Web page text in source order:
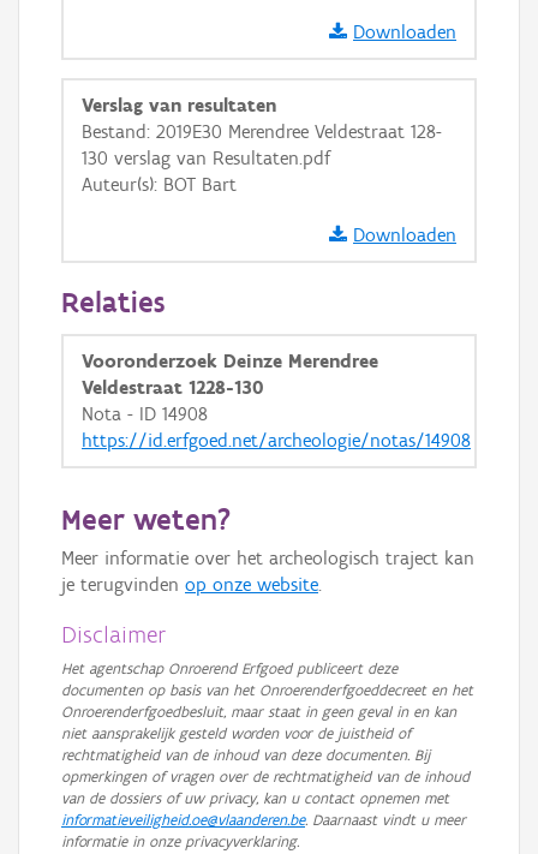
Basis Lagen
OSM-Basiskaart
GRB-Basiskaart
GRB-Basiskaart in grijswaarden
Downloaden
Verslag van resultaten
Bestand: 2019E30 Merendree Veldestraat 128-
130 verslag van Resultaten.pdf
Auteur(s): BOT Bart
Downloaden
Relaties
Vooronderzoek Deinze Merendree
Veldestraat 1228-130
Nota - ID 14908
https://id.erfgoed.net/archeologie/notas/14908
Meer weten?
Meer informatie over het archeologisch traject kan
je terugvinden op onze website.
Disclaimer
Het agentschap Onroerend Erfgoed publiceert deze
documenten op basis van het Onroerenderfgoeddecreet en het
Onroerenderfgoedbesluit, maar staat in geen geval in en kan
niet aansprakelijk gesteld worden voor de juistheid of
rechtmatigheid van de inhoud van deze documenten. Bij
opmerkingen of vragen over de rechtmatigheid van de inhoud
van de dossiers of uw privacy, kan u contact opnemen met
informatieveiligheid.oe@vlaanderen.be. Daarnaast vindt u meer
informatie in onze privacyverklaring.